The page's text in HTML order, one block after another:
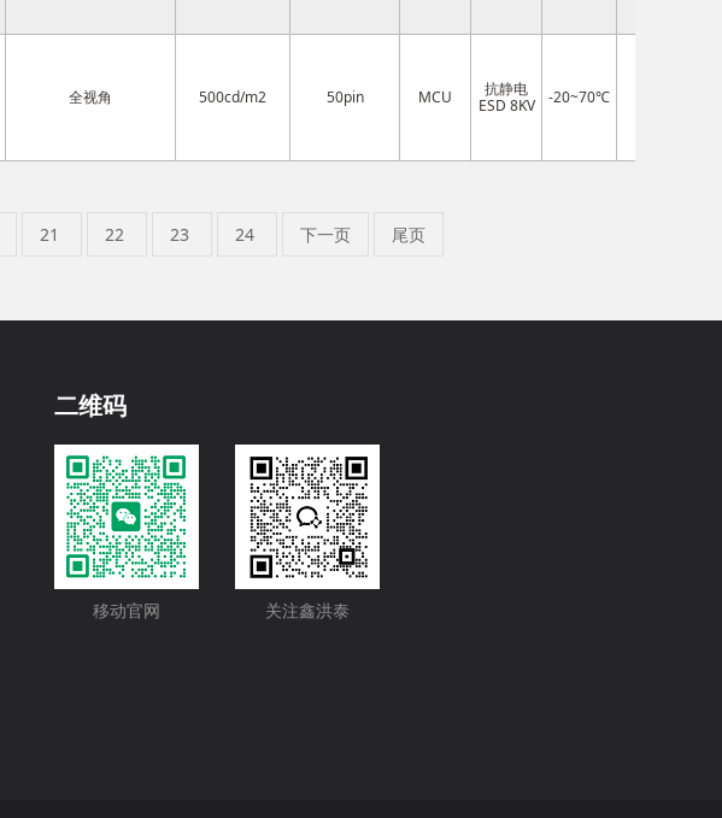
全视角 500cd/m2 50pin MCU
抗静电
ESD 8KV
-20~70℃
21 22 23 24 下一页 尾页
二维码
移动官网 关注鑫洪泰